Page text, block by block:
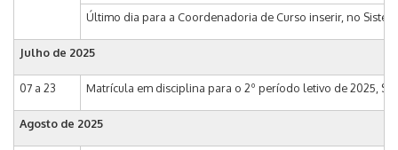
Último dia para a Coordenadoria de Curso inserir, no
Julho de 2025
07 a 23 Matrícula em disciplina para o 2º período letivo de 2025,
Agosto de 2025